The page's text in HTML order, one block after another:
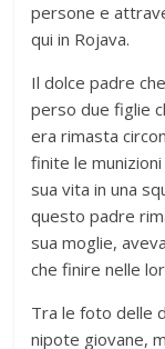
persone e
qui in Rojava.
Il dolce padre
perso due figlie
era rimasta
finite le
sua vita in una
questo padre
sua moglie,
che finire nelle
Tra le foto delle
nipote giovane,